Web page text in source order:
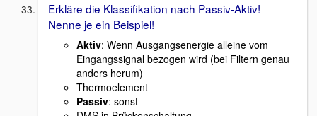
Erkläre die Klassifikation nach Passiv-Aktiv!
Nenne je ein Beispiel!
Aktiv: Wenn Ausgangsenergie alleine vom
Eingangssignal bezogen wird (bei Filtern genau
anders herum)
Thermoelement
Passiv: sonst